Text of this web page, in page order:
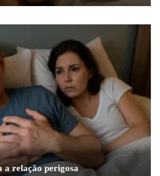
a relação perigosa